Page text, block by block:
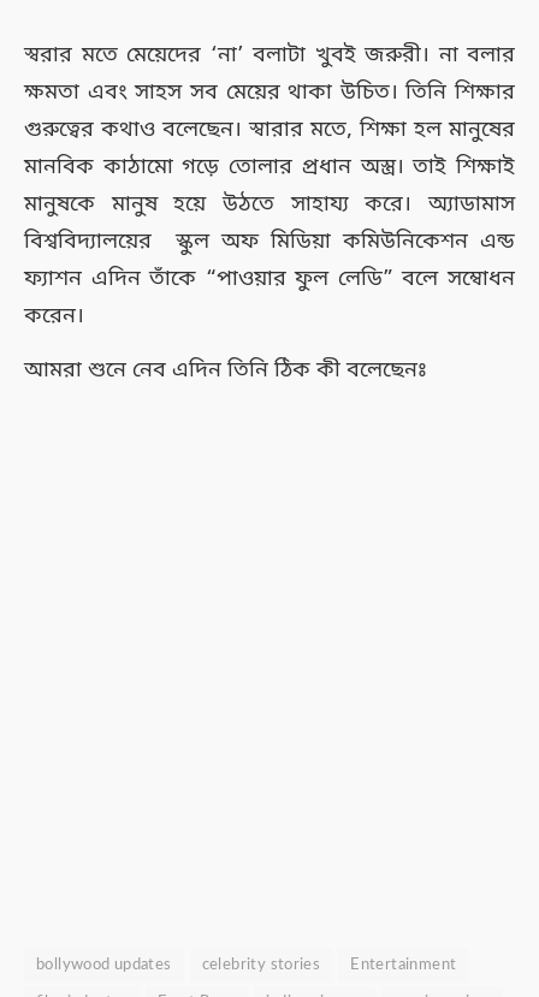
স্বরার মতে মেয়েদের ‘না’ বলাটা খুবই জরুরী। না বলার
ক্ষমতা এবং সাহস সব মেয়ের থাকা উচিত। তিনি শিক্ষার
গুরুত্বের কথাও বলেছেন। স্বারার মতে, শিক্ষা হল মানুষের
মানবিক কাঠামো গড়ে তোলার প্রধান অস্ত্র। তাই শিক্ষাই
মানুষকে মানুষ হয়ে উঠতে সাহায্য করে। অ্যাডামাস
বিশ্ববিদ্যালয়ের স্কুল অফ মিডিয়া কমিউনিকেশন এন্ড
ফ্যাশন এদিন তাঁকে “পাওয়ার ফুল লেডি” বলে সম্বোধন
করেন।
আমরা শুনে নেব এদিন তিনি ঠিক কী বলেছেনঃ
bollywood updates celebrity stories Entertainment